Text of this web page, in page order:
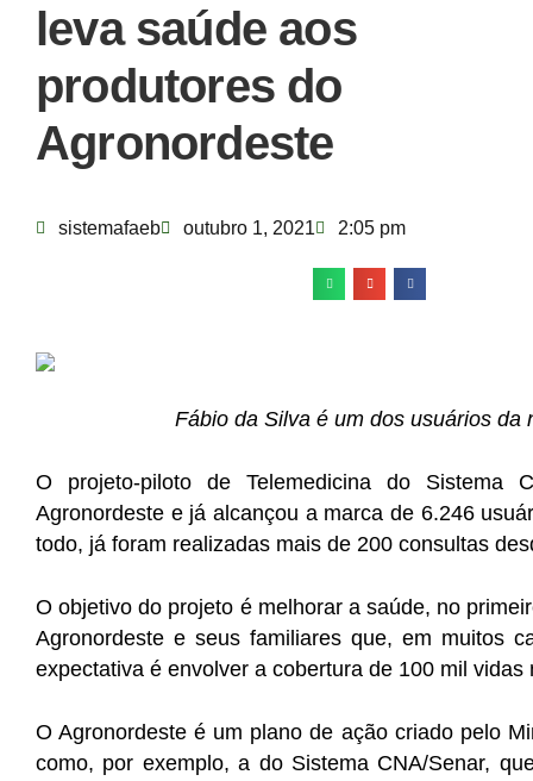
leva saúde aos
produtores do
Agronordeste
sistemafaeb outubro 1, 2021 2:05 pm
Fábio da Silva é um dos usuários
O projeto-piloto de Telemedicina do Sistema
Agronordeste e já alcançou a marca de 6.246
todo, já foram realizadas mais de 200 consultas
O objetivo do projeto é melhorar a saúde, no
Agronordeste e seus familiares que, em muitos
expectativa é envolver a cobertura de 100 mil vidas
O Agronordeste é um plano de ação criado pelo
como, por exemplo, a do Sistema CNA/Senar,